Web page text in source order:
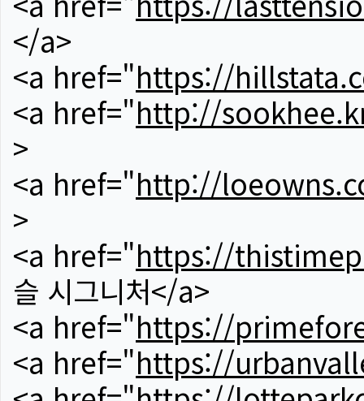
</a>
<a href="https://
<a href="http://
>
<a href="http://
>
<a href="https://
슬 시그니처</a>
<a href="https://
<a href="https://